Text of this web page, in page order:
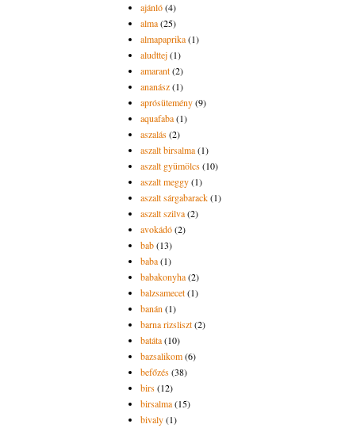
ajánló(4)
alma(25)
almapaprika(1)
aludttej(1)
amarant(2)
ananász(1)
aprósütemény(9)
aquafaba(1)
aszalás(2)
aszalt birsalma(1)
aszalt gyümölcs(10)
aszalt meggy(1)
aszalt sárgabarack(1)
aszalt szilva(2)
avokádó(2)
bab(13)
baba(1)
babakonyha(2)
balzsamecet(1)
banán(1)
barna rizsliszt(2)
batáta(10)
bazsalikom(6)
befőzés(38)
birs(12)
birsalma(15)
bivaly(1)